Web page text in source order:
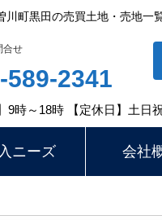
川町黒田の売買土地・売地一
合せ
589-2341
9時～18時 【定休日】土日
ニーズ 会社